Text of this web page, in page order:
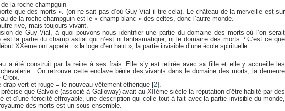
la roche champguin
que des morts ». (on ne sait pas d’où Guy Vial il tire cela). Le château de la merveille est sur
de la roche champguin est le « champ blanc » des celtes, donc l’autre monde.
rive, mais toujours vivant.
de Guy Vial, à quoi pouvons-nous identifier une partie du domaine des morts où l’on serait
la partie du champ astral qui n’est ni fantasmatique, ni le domaine des morts ? C’est ce que
XXème ont appelé : « la loge d’en haut », la partie invisible d’une école spirituelle.
a été construit par la reine à ses frais. Elle s’y est retirée avec sa fille et elle y accueille les
: On retrouve cette enclave bénie des vivants dans le domaine des morts, la demeure
Croix.
drap vert et rouge = le nouveau vêtement éthérique[2] .
que Galvoie (associé à Galloway) avait au XIIème siècle la réputation d’être habité par des
et d’une férocité effroyable, une description qui colle tout à fait avec la partie invisible du monde,
des morts est un sous-ensemble.